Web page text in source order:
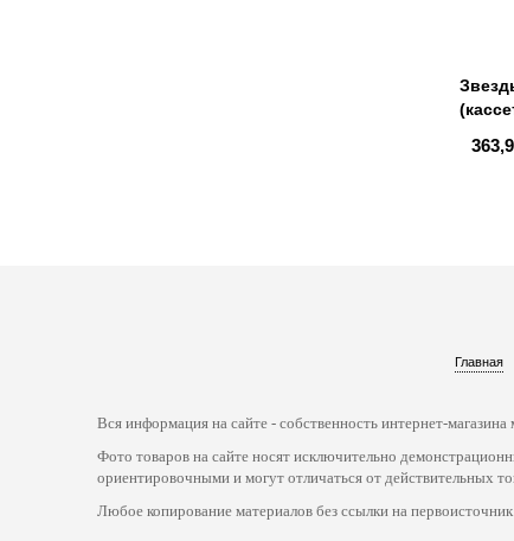
Главная
Вся информация на сайте - собственность интернет-
Фото товаров на сайте носят исключительно
ориентировочными и могут отличаться от действительных
Любое копирование материалов без ссылки на